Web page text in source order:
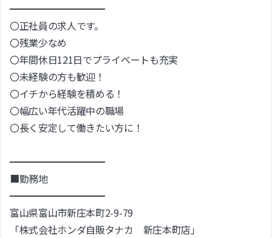
━━━━━━━━━━
〇正社員の求人です。
〇残業少なめ
〇年間休日121日でプライベートも充実
〇未経験の方も歓迎！
〇イチから経験を積める！
〇幅広い年代活躍中の職場
〇長く安定して働きたい方に！
━━━━━━━━━━
■勤務地
━━━━━━━━━━
富山県富山市新庄本町2-9-79
「株式会社ホンダ自販タナカ 新庄本町店」